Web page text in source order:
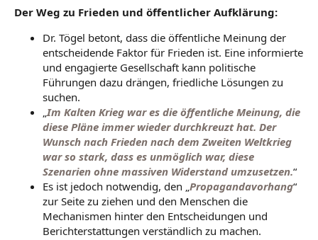
Der Weg zu Frieden und öffentlicher Aufklärung:
Dr. Tögel betont, dass die öffentliche Meinung der
entscheidende Faktor für Frieden ist. Eine informierte
und engagierte Gesellschaft kann politische
Führungen dazu drängen, friedliche Lösungen zu
suchen.
Im Kalten Krieg war es die öffentliche Meinung, die
diese Pläne immer wieder durchkreuzt hat. Der
Wunsch nach Frieden nach dem Zweiten Weltkrieg
war so stark, dass es unmöglich war, diese
Szenarien ohne massiven Widerstand umzusetzen.“
Es ist jedoch notwendig, den „ Propagandavorhang“
zur Seite zu ziehen und den Menschen die
Mechanismen hinter den Entscheidungen und
Berichterstattungen verständlich zu machen.